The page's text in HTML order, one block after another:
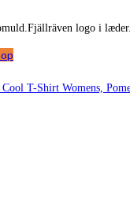
logo i læder.